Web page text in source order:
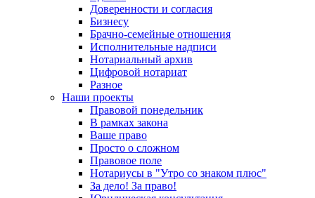
Доверенности и согласия
Бизнесу
Брачно-семейные отношения
Исполнительные надписи
Нотариальный архив
Цифровой нотариат
Разное
Наши проекты
Правовой понедельник
В рамках закона
Ваше право
Просто о сложном
Правовое поле
Нотариусы в "Утро со знаком плюс"
За дело! За право!